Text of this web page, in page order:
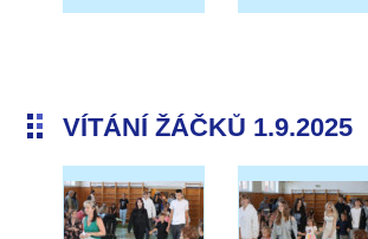
VÍTÁNÍ ŽÁČKŮ 1.9.2025